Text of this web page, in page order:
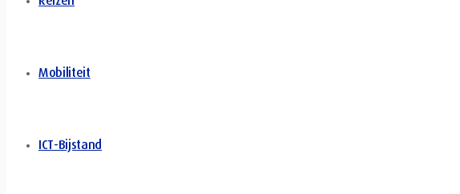
Mobiliteit
ICT-Bijstand